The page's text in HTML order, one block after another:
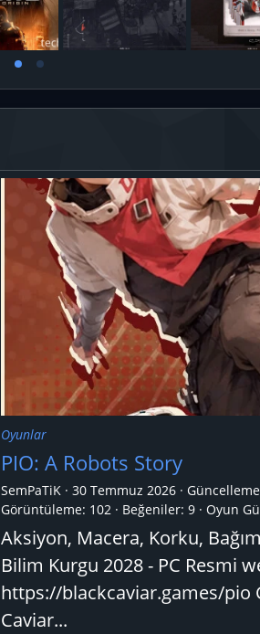
Oyunlar
PIO: A Robots Story
SemPaTiK 30 Temmuz 2026 Güncelleme
Görüntüleme: 102
Beğeniler: 9 Oyun
Aksiyon, Macera, Korku,
Bilim Kurgu 2028 - PC Resmi
https://blackcaviar.games/pio
Caviar...